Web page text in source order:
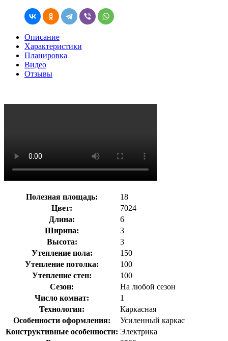
Описание
Характеристики
Планировка
Видео
Отзывы
Полезная площадь:
18
Цвет:
7024
Длина:
6
Ширина:
3
Высота:
3
Утепление пола:
150
Утепление потолка:
100
Утепление стен:
100
Сезон:
На любой сезон
Число комнат:
1
Технология:
Каркасная
Особенности оформления:
Усиленный каркас
Конструктивные особенности: Электрика